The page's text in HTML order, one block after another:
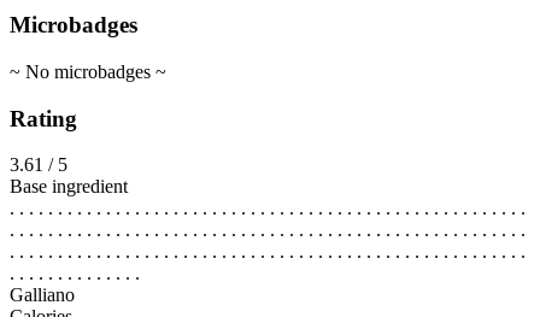
Microbadges
~ No microbadges ~
Rating
3.61 / 5
Base ingredient
. . . . . . . . . . . . . . . . . . . . . . . . . . . . . . . . . . . . . . . . . . . . . . . . . . . . . .
. . . . . . . . . . . . . . . . . . . . . . . . . . . . . . . . . . . . . . . . . . . . . . . . . . . . . .
. . . . . . . . . . . . . . . . . . . . . . . . . . . . . . . . . . . . . . . . . . . . . . . . . . . . . .
. . . . . . . . . . . . . .
Galliano